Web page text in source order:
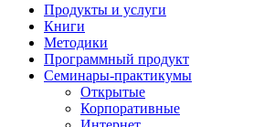
Продукты и услуги
Книги
Методики
Программный продукт
Семинары-практикумы
Открытые
Корпоративные